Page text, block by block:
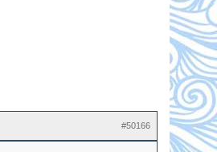
#50166